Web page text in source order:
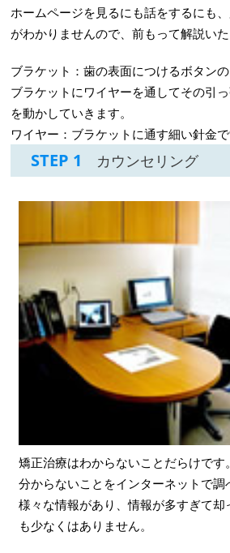
ホームページを見るにも話をするにも
がわかりませんので、前もって解説いた
ブラケット：歯の表面につけるボタン
ブラケットにワイヤーを通してその引
を動かしていきます。
ワイヤー：ブラケットに通す細い針金で
STEP 1 カウンセリング
矯正治療はわからないことだらけです。
分からないことをインターネットで調
様々な情報があり、情報が多すぎて
も少なくはありません。